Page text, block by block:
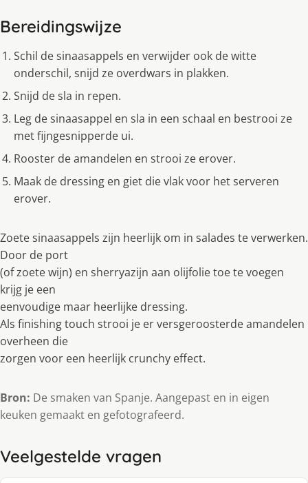
Bereidingswijze
Schil de sinaasappels en verwijder ook de witte
onderschil, snijd ze overdwars in plakken.
Snijd de sla in repen.
Leg de sinaasappel en sla in een schaal en bestrooi ze
met fijngesnipperde ui.
Rooster de amandelen en strooi ze erover.
Maak de dressing en giet die vlak voor het serveren
erover.
Zoete sinaasappels zijn heerlijk om in salades te verwerken.
Door de port
(of zoete wijn) en sherryazijn aan olijfolie toe te voegen
krijg je een
eenvoudige maar heerlijke dressing.
Als finishing touch strooi je er versgeroosterde amandelen
overheen die
zorgen voor een heerlijk crunchy effect.
Bron: De smaken van Spanje. Aangepast en in eigen
keuken gemaakt en gefotografeerd.
Veelgestelde vragen